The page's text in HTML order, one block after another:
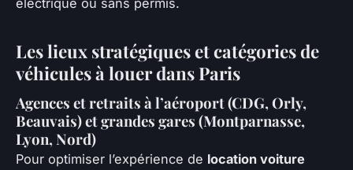
Les lieux stratégiques et catégories de
véhicules à louer dans Paris
Agences et retraits à l’aéroport (CDG, Orly,
Beauvais) et grandes gares (Montparnasse,
Lyon, Nord)
Pour optimiser l’expérience de location voiture